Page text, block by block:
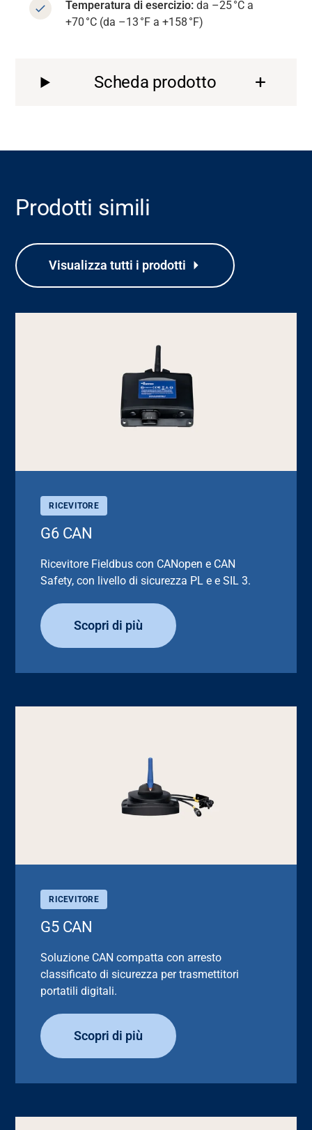
Temperatura di esercizio: da –25°C a
+70 °C (da –13 °F a +158 °F)
Scheda prodotto
Prodotti simili
Visualizza tutti i prodotti
RICEVITORE
G6 CAN
Ricevitore Fieldbus con CANopen e CAN
Safety, con livello di sicurezza PL e e SIL 3.
Scopri di più
RICEVITORE
G5 CAN
Soluzione CAN compatta con arresto
classificato di sicurezza per trasmettitori
portatili digitali.
Scopri di più